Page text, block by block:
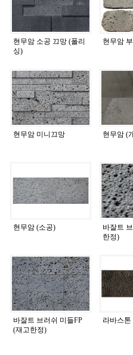
현무암 소공 끄망 (폴리
싱)
현무암
현무암 미니끄망 현무암 (
현무암 (소공)
바잘트
한정)
바잘트 브러쉬 미들FP
(재고한정)
라바스톤